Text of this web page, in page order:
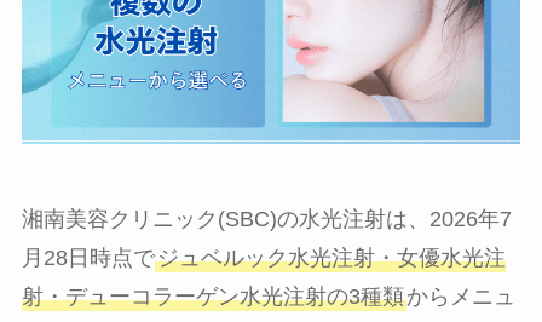
湘南美容クリニック(SBC)の水光注射は、2026年7
月28日時点でジュベルック水光注射・女優水光注
射・デューコラーゲン水光注射の3種類からメニュ